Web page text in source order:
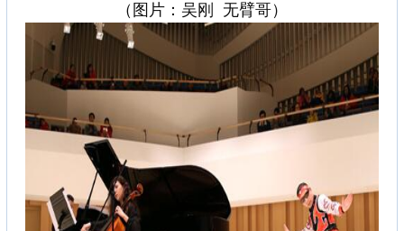
（图片：吴刚 无臂哥）